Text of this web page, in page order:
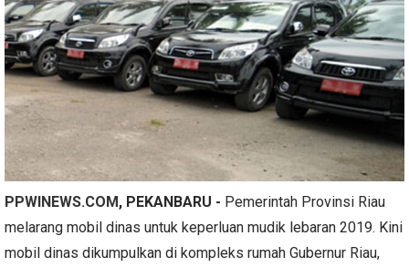
PPWINEWS.COM, PEKANBARU - Pemerintah Provinsi Riau
melarang mobil dinas untuk keperluan mudik lebaran 2019. Kini
mobil dinas dikumpulkan di kompleks rumah Gubernur Riau,